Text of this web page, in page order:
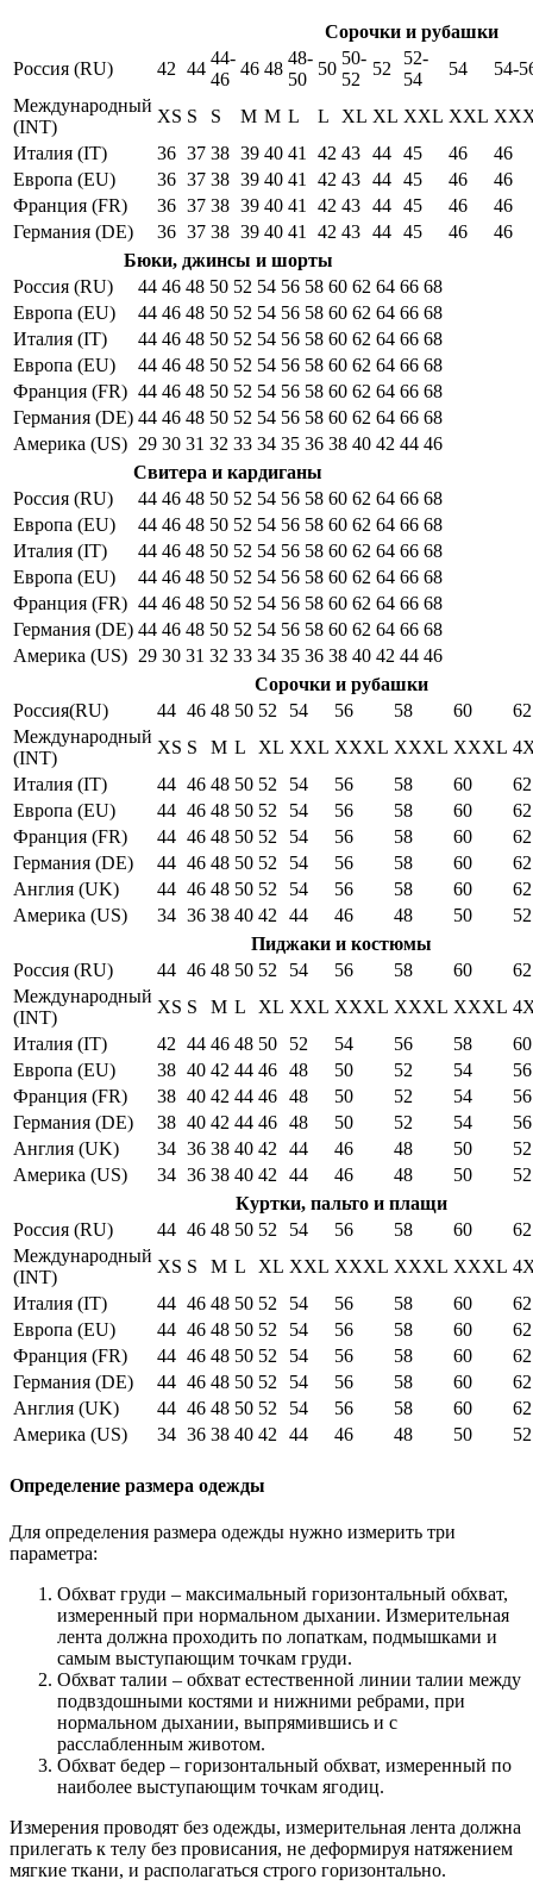
Сорочки и рубашки
Россия (RU)
42 44
44-
46
46 48
48-
50
50
50-
52
52
52-
54
54
54-
Международный
(INT)
XS S S M M L L XL XL XXL XXL
Италия (IT)
36 37 38 39 40 41 42 43 44 45 46
46
Европа (EU)
36 37 38 39 40 41 42 43 44 45 46
46
Франция (FR)
36 37 38 39 40 41 42 43 44 45 46
46
Германия (DE)
36 37 38 39 40 41 42 43 44 45 46
46
Бюки, джинсы и шорты
Россия (RU)
44 46 48 50 52 54 56 58 60 62 64 66 68
Европа (EU)
44 46 48 50 52 54 56 58 60 62 64 66 68
Италия (IT)
44 46 48 50 52 54 56 58 60 62 64 66 68
Европа (EU)
44 46 48 50 52 54 56 58 60 62 64 66 68
Франция (FR) 44 46 48 50 52 54 56 58 60 62 64 66 68
Германия (DE) 44 46 48 50 52 54 56 58 60 62 64 66 68
Америка (US) 29 30 31 32 33 34 35 36 38 40 42 44 46
Свитера и кардиганы
Россия (RU)
44 46 48 50 52 54 56 58 60 62 64 66 68
Европа (EU)
44 46 48 50 52 54 56 58 60 62 64 66 68
Италия (IT)
44 46 48 50 52 54 56 58 60 62 64 66 68
Европа (EU)
44 46 48 50 52 54 56 58 60 62 64 66 68
Франция (FR) 44 46 48 50 52 54 56 58 60 62 64 66 68
Германия (DE) 44 46 48 50 52 54 56 58 60 62 64 66 68
Америка (US) 29 30 31 32 33 34 35 36 38 40 42 44 46
Сорочки и рубашки
Россия(RU)
44 46 48 50 52 54 56 58 60
62
Международный
(INT)
XS S M L XL XXL XXXL XXXL XXXL
Италия (IT)
44 46 48 50 52 54 56 58 60
62
Европа (EU)
44 46 48 50 52 54 56 58 60
62
Франция (FR)
44 46 48 50 52 54 56 58 60
62
Германия (DE)
44 46 48 50 52 54 56 58 60
62
Англия (UK)
44 46 48 50 52 54 56 58 60
62
Америка (US)
34 36 38 40 42 44 46 48 50
52
Пиджаки и костюмы
Россия (RU)
44 46 48 50 52 54 56 58 60
62
Международный
(INT)
XS S M L XL XXL XXXL XXXL XXXL
Италия (IT)
42 44 46 48 50 52 54 56 58
60
Европа (EU)
38 40 42 44 46 48 50 52 54
56
Франция (FR)
38 40 42 44 46 48 50 52 54
56
Германия (DE)
38 40 42 44 46 48 50 52 54
56
Англия (UK)
34 36 38 40 42 44 46 48 50
52
Америка (US)
34 36 38 40 42 44 46 48 50
52
Куртки, пальто и плащи
Россия (RU)
44 46 48 50 52 54 56 58 60
62
Международный
(INT)
XS S M L XL XXL XXXL XXXL XXXL
Италия (IT)
44 46 48 50 52 54 56 58 60
62
Европа (EU)
44 46 48 50 52 54 56 58 60
62
Франция (FR)
44 46 48 50 52 54 56 58 60
62
Германия (DE)
44 46 48 50 52 54 56 58 60
62
Англия (UK)
44 46 48 50 52 54 56 58 60
62
Америка (US)
34 36 38 40 42 44 46 48 50 52
Определение размера одежды
Для определения размера одежды нужно измерить три
параметра:
Обхват груди – максимальный горизонтальный обхват,
измеренный при нормальном дыхании. Измерительная
лента должна проходить по лопаткам, подмышками и
самым выступающим точкам груди.
Обхват талии – обхват естественной линии талии между
подвздошными костями и нижними ребрами, при
нормальном дыхании, выпрямившись и с
расслабленным животом.
Обхват бедер – горизонтальный обхват, измеренный по
наиболее выступающим точкам ягодиц.
Измерения проводят без одежды, измерительная лента должна
прилегать к телу без провисания, не деформируя натяжением
мягкие ткани, и располагаться строго горизонтально.